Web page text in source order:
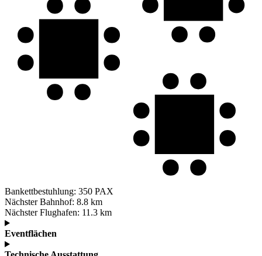
Bankettbestuhlung: 350 PAX
Nächster Bahnhof: 8.8 km
Nächster Flughafen: 11.3 km
Eventflächen